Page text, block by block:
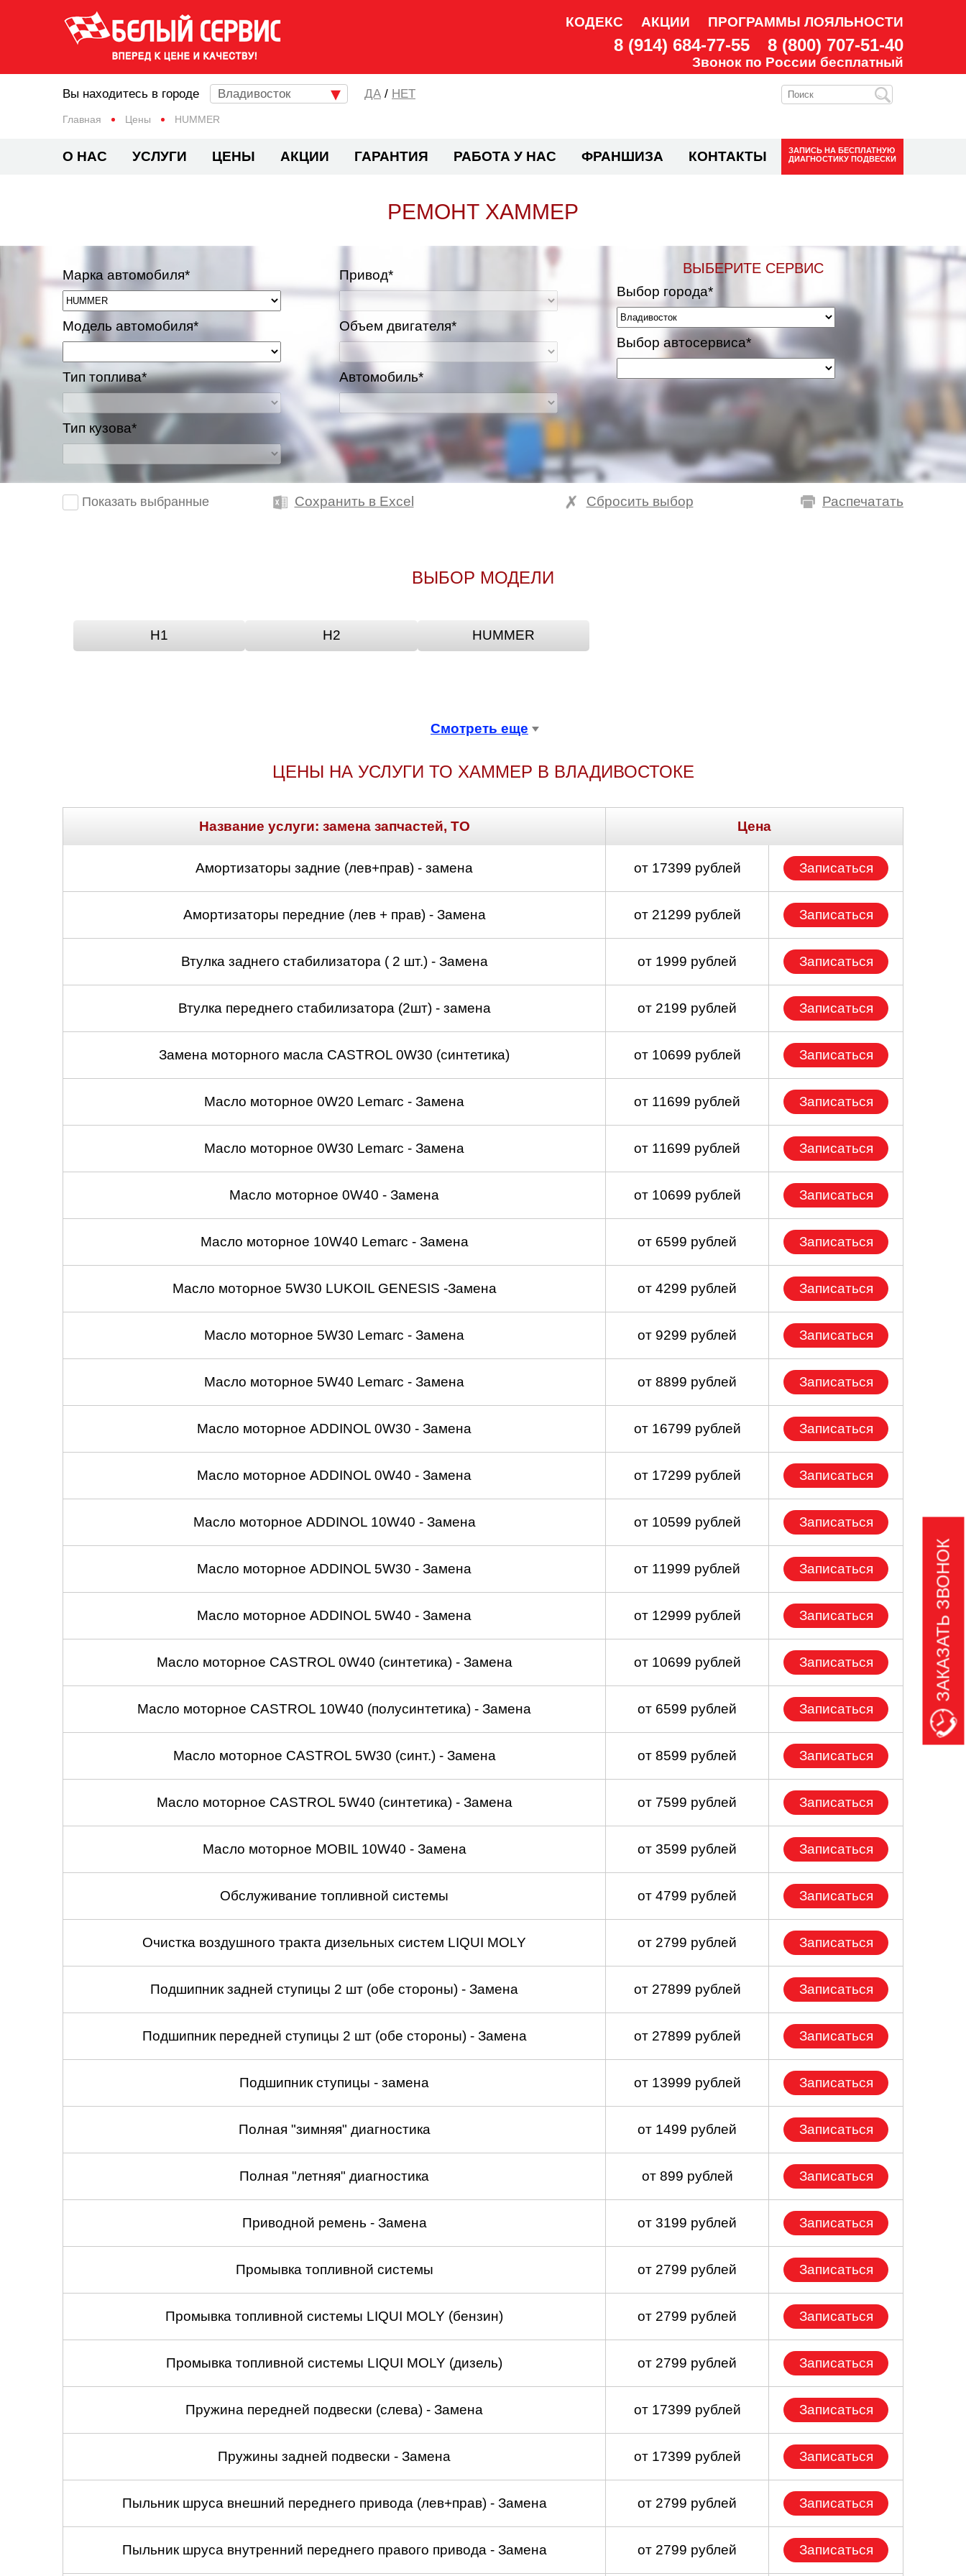
КОДЕКС АКЦИИ ПРОГРАММЫ ЛОЯЛЬНОСТИ
8 (914) 684-77-55 8 (800) 707-51-40
Звонок по России бесплатный
Главная Цены HUMMER
Вы находитесь в городе Владивосток / НЕТ
О НАС УСЛУГИ ЦЕНЫ АКЦИИ ГАРАНТИЯ РАБОТА У НАС ФРАНШИЗА КОНТАКТЫ ЗАПИСЬ НА БЕСПЛАТНУЮ
ДИАГНОСТИКУ ПОДВЕСКИ
РЕМОНТ ХАММЕР
Марка автомобиля*
Модель автомобиля*
Тип топлива*
Тип кузова*
Привод*
Объем двигателя*
Автомобиль*
ВЫБЕРИТЕ СЕРВИС
Выбор города*
Выбор автосервиса*
Показать выбранные Сохранить в Excel Распечатать
Сбросить выбор
ВЫБОР МОДЕЛИ
H1 H2 HUMMER
Смотреть еще
ЦЕНЫ НА УСЛУГИ ТО ХАММЕР В ВЛАДИВОСТОКЕ
Название услуги: замена запчастей, ТО Цена
Амортизаторы задние (лев+прав) - замена от 17399 рублей Записаться
Амортизаторы передние (лев + прав) - Замена от 21299 рублей Записаться
Втулка заднего стабилизатора ( 2 шт.) - Замена от 1999 рублей Записаться
Втулка переднего стабилизатора (2шт) - замена от 2199 рублей Записаться
Замена моторного масла CASTROL 0W30 (синтетика) от 10699 рублей Записаться
Масло моторное 0W20 Lemarc - Замена от 11699 рублей Записаться
Масло моторное 0W30 Lemarc - Замена от 11699 рублей Записаться
Масло моторное 0W40 - Замена от 10699 рублей Записаться
Масло моторное 10W40 Lemarc - Замена от 6599 рублей Записаться
Масло моторное 5W30 LUKOIL GENESIS -Замена от 4299 рублей Записаться
Масло моторное 5W30 Lemarc - Замена от 9299 рублей Записаться
Масло моторное 5W40 Lemarc - Замена от 8899 рублей Записаться
Масло моторное ADDINOL 0W30 - Замена от 16799 рублей Записаться
Масло моторное ADDINOL 0W40 - Замена от 17299 рублей Записаться
Масло моторное ADDINOL 10W40 - Замена от 10599 рублей Записаться
Масло моторное ADDINOL 5W30 - Замена от 11999 рублей Записаться
Масло моторное ADDINOL 5W40 - Замена от 12999 рублей Записаться
Масло моторное CASTROL 0W40 (синтетика) - Замена от 10699 рублей Записаться
Масло моторное CASTROL 10W40 (полусинтетика) - Замена от 6599 рублей Записаться
Масло моторное CASTROL 5W30 (синт.) - Замена от 8599 рублей Записаться
Масло моторное CASTROL 5W40 (синтетика) - Замена от 7599 рублей Записаться
Масло моторное MOBIL 10W40 - Замена от 3599 рублей Записаться
Обслуживание топливной системы от 4799 рублей Записаться
Очистка воздушного тракта дизельных систем LIQUI MOLY от 2799 рублей Записаться
Подшипник задней ступицы 2 шт (обе стороны) - Замена от 27899 рублей Записаться
Подшипник передней ступицы 2 шт (обе стороны) - Замена от 27899 рублей Записаться
Подшипник ступицы - замена от 13999 рублей Записаться
Полная "зимняя" диагностика от 1499 рублей Записаться
Полная "летняя" диагностика от 899 рублей Записаться
Приводной ремень - Замена от 3199 рублей Записаться
Промывка топливной системы от 2799 рублей Записаться
Промывка топливной системы LIQUI MOLY (бензин) от 2799 рублей Записаться
Промывка топливной системы LIQUI MOLY (дизель) от 2799 рублей Записаться
Пружина передней подвески (слева) - Замена от 17399 рублей Записаться
Пружины задней подвески - Замена от 17399 рублей Записаться
Пыльник шруса внешний переднего привода (лев+прав) - Замена от 2799 рублей Записаться
Пыльник шруса внутренний переднего правого привода - Замена от 2799 рублей Записаться
ЗАКАЗАТЬ ЗВОНОК